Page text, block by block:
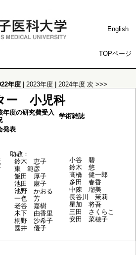
English
TOPページ
年度 2023年度 2024年度 次 >>>
ー 小児科
年度の研究費受入
学術雑誌
発表
助教：
鈴木 恵子
東 範彦
飯田 厚子
池田 麻子
池野 かおる
一色 芳
老谷 嘉樹
木下 由香里
桐野 沙希子
國井 優子
小谷 碧
鈴木 悠
髙橋 健一郎
多田 春香
中陳 瑠美
長谷川 茉莉
星加 将吾
三田 さくらこ
安田 菜穂子